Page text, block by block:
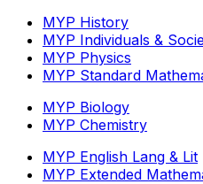
MYP History
MYP Individuals &
MYP Physics
MYP Standard
MYP Biology
MYP Chemistry
MYP English Lang & Lit
MYP Extended